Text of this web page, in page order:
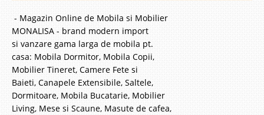
- Magazin Online de Mobila si Mobilier
MONALISA - brand modern import
si vanzare gama larga de mobila pt.
casa: Mobila Dormitor, Mobila Copii,
Mobilier Tineret, Camere Fete si
Baieti, Canapele Extensibile, Saltele,
Dormitoare, Mobila Bucatarie, Mobilier
Living, Mese si Scaune, Masute de cafea,